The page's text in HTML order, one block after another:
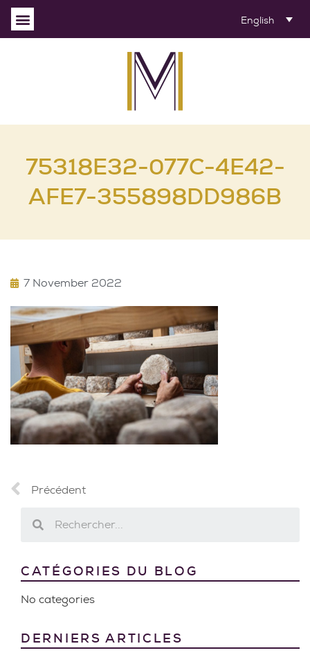
English
75318E32-077C-4E42-
AFE7-355898DD986B
7 November 2022
Précédent
CATÉGORIES DU BLOG
No categories
DERNIERS ARTICLES